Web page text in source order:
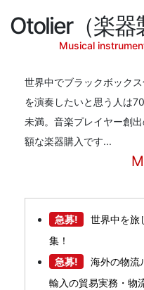
Otolier（楽器
Musical
世界中でブラックボック
を演奏したいと思う人は
未満。音楽プレイヤー創
額な楽器購入です...
急募!
世界中を旅
集！
急募!
海外の物流
輸入の貿易実務・物